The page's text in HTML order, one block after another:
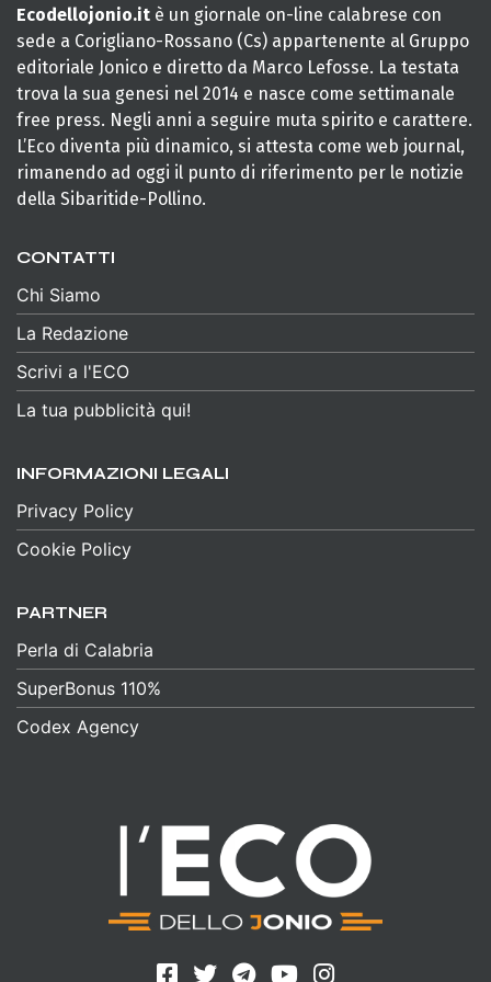
Ecodellojonio.it è un giornale on-line calabrese con
sede a Corigliano-Rossano (Cs) appartenente al Gruppo
editoriale Jonico e diretto da Marco Lefosse. La testata
trova la sua genesi nel 2014 e nasce come settimanale
free press. Negli anni a seguire muta spirito e carattere.
L’Eco diventa più dinamico, si attesta come web journal,
rimanendo ad oggi il punto di riferimento per le notizie
della Sibaritide-Pollino.
CONTATTI
Chi Siamo
La Redazione
Scrivi a l'ECO
La tua pubblicità qui!
INFORMAZIONI LEGALI
Privacy Policy
Cookie Policy
PARTNER
Perla di Calabria
SuperBonus 110%
Codex Agency